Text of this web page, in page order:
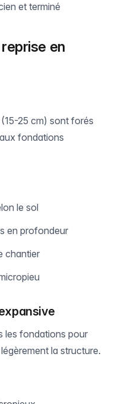
et terminé
en
25 cm) sont forés
fondations
le sol
en profondeur
chantier
les fondations pour
la structure.